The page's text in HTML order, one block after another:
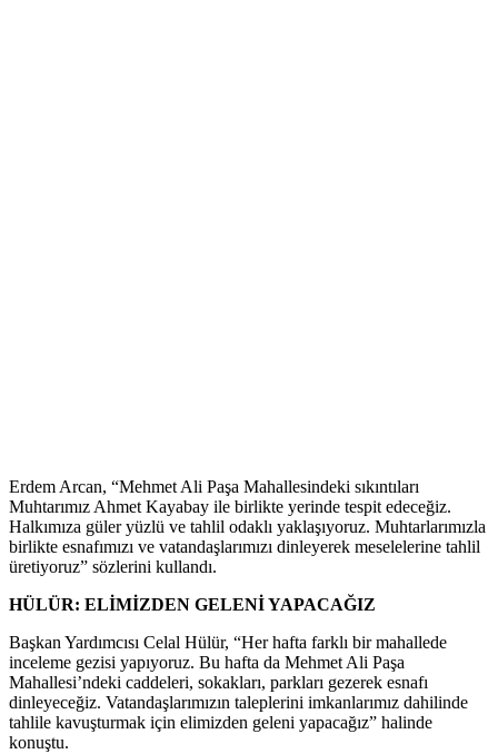
Erdem Arcan, “Mehmet Ali Paşa Mahallesindeki sıkıntıları
Muhtarımız Ahmet Kayabay ile birlikte yerinde tespit edeceğiz.
Halkımıza güler yüzlü ve tahlil odaklı yaklaşıyoruz. Muhtarlarımızla
birlikte esnafımızı ve vatandaşlarımızı dinleyerek meselelerine tahlil
üretiyoruz” sözlerini kullandı.
HÜLÜR: ELİMİZDEN GELENİ YAPACAĞIZ
Başkan Yardımcısı Celal Hülür, “Her hafta farklı bir mahallede
inceleme gezisi yapıyoruz. Bu hafta da Mehmet Ali Paşa
Mahallesi’ndeki caddeleri, sokakları, parkları gezerek esnafı
dinleyeceğiz. Vatandaşlarımızın taleplerini imkanlarımız dahilinde
tahlile kavuşturmak için elimizden geleni yapacağız” halinde
konuştu.